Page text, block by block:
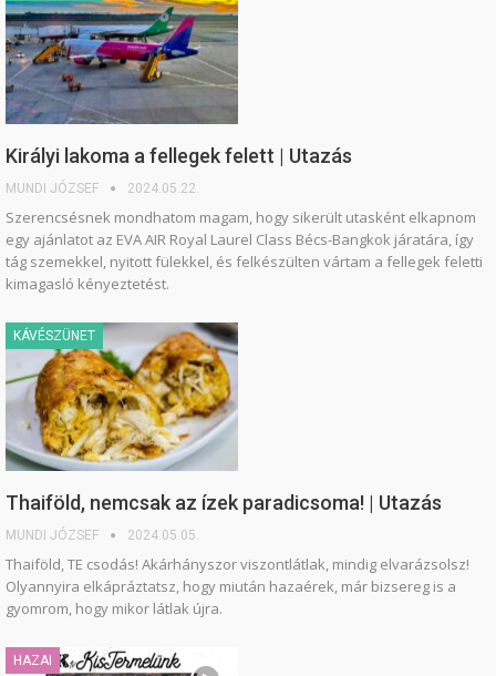
Királyi lakoma a fellegek felett | Utazás
MUNDI JÓZSEF 2024.05.22.
Szerencsésnek mondhatom magam, hogy sikerült utasként elkapnom
egy ajánlatot az EVA AIR Royal Laurel Class Bécs-Bangkok járatára, így
tág szemekkel, nyitott fülekkel, és felkészülten vártam a fellegek feletti
kimagasló kényeztetést.
KÁVÉSZÜNET
Thaiföld, nemcsak az ízek paradicsoma! | Utazás
MUNDI JÓZSEF 2024.05.05.
Thaiföld, TE csodás! Akárhányszor viszontlátlak, mindig elvarázsolsz!
Olyannyira elkápráztatsz, hogy miután hazaérek, már bizsereg is a
gyomrom, hogy mikor látlak újra.
HAZAI